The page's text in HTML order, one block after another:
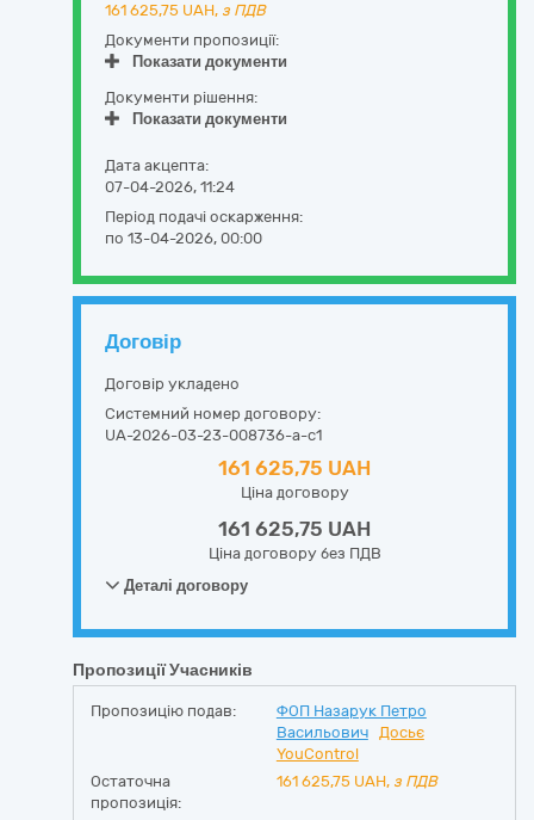
161 625,75 UAH, з ПДВ
Документи пропозиції:
Показати документи
Документи рішення:
Показати документи
Дата акцепта:
07-04-2026, 11:24
Період подачі оскарження:
по 13-04-2026, 00:00
Договір
Договір укладено
Системний номер договору:
UA-2026-03-23-008736-a-c1
161 625,75 UAH
Ціна договору
161 625,75 UAH
Ціна договору без ПДВ
Деталі договору
Пропозиції Учасників
Пропозицію подав:
ФОП Назарук Петро
Васильович
Досьє
YouControl
Остаточна
пропозиція:
161 625,75 UAH, з ПДВ